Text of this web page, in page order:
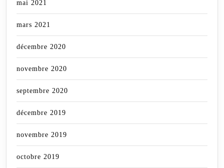
mai 2021
mars 2021
décembre 2020
novembre 2020
septembre 2020
décembre 2019
novembre 2019
octobre 2019